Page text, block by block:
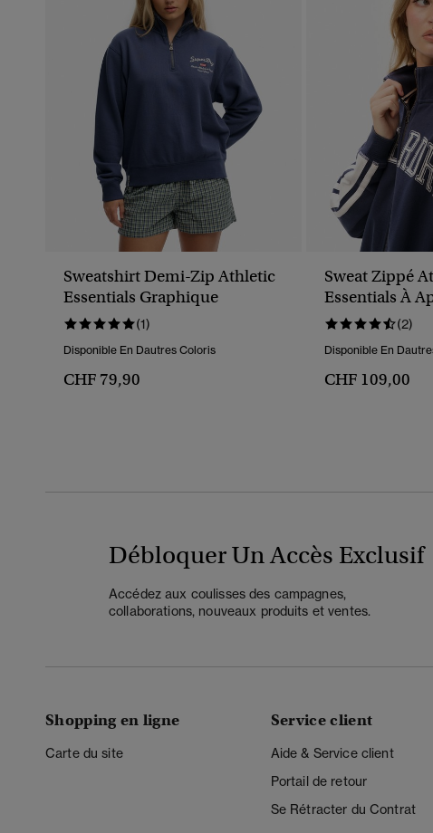
Sweatshirt Demi-Zip Athletic
Essentials Graphique
(1)
Disponible En Dautres Coloris
CHF 79,90
Sweat Zippé
Essentials À
Ample
(2)
Disponible En
CHF 109,00
Débloquer Un Accès Exclusif
Accédez aux coulisses des campagnes,
collaborations, nouveaux produits et ventes.
Shopping en ligne
Carte du site
Service client
Aide & Service client
Portail de retour
Se Rétracter du Contrat